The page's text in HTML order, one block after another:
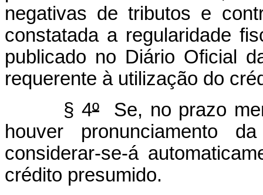
negativas de tributos e
constatada a regularidade
publicado no Diário Oficial
requerente à utilização do
§ 4º Se, no prazo
houver pronunciamento
considerar-se-á
crédito presumido.